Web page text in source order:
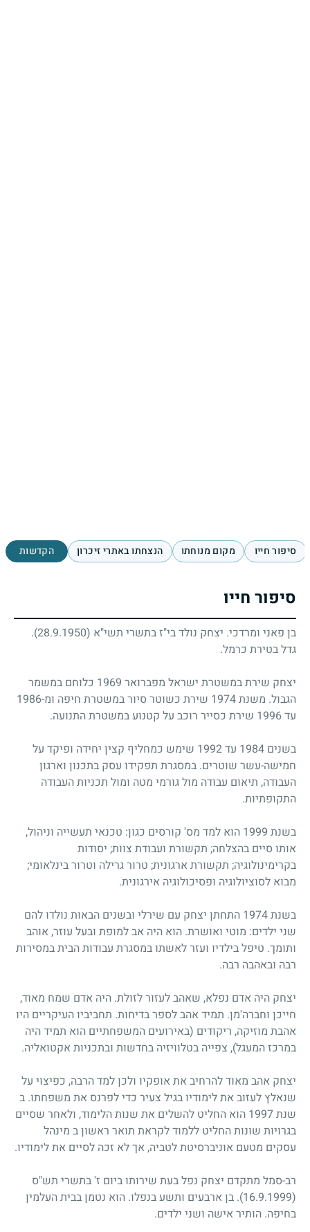
סיפור חייו מקום מנוחתו הנצחתו באתרי זיכרון הקדשות
סיפור חייו
בן פאני ומרדכי. יצחק נולד בי"ז בתשרי תשי"א (28.9.1950)
.
גדל בטירת כרמל.
יצחק שירת במשטרת ישראל מפברואר 1969 כלוחם במשמר
הגבול. משנת 1974 שירת כשוטר סיור במשטרת חיפה ומ-1986
עד 1996 שירת כסייר רוכב על קטנוע במשטרת התנועה.
בשנים 1984 עד 1992 שימש כמחליף קצין יחידה ופיקד על
חמישה-עשר שוטרים. במסגרת תפקידו עסק בתכנון וארגון
העבודה, תיאום עבודה מול גורמי מטה ומול תכניות העבודה
התקופתיות.
בשנת 1999 הוא למד מס' קורסים כגון: טכנאי תעשייה וניהול,
אותו סיים בהצלחה; תקשורת ועבודת צוות; יסודות
בקרימינולוגיה; תקשורת ארגונית; טרור גרילה וטרור בינלאומי;
מבוא לסוציולוגיה ופסיכולוגיה אירגונית.
בשנת 1974 התחתן יצחק עם שירלי ובשנים הבאות נולדו להם
שני ילדים: מוטי ואושרת. הוא היה אב למופת ובעל עוזר, אוהב
ותומך. טיפל בילדיו ועזר לאשתו במסגרת עבודות הבית במסירות
רבה ובאהבה רבה.
יצחק היה אדם נפלא, שאהב לעזור לזולת. היה אדם שמח מאוד,
חייכן וחברה'מן. תמיד אהב לספר בדיחות. תחביביו העיקריים היו
אהבת מוזיקה, ריקודים (באירועים המשפחתיים הוא תמיד היה
במרכז המעגל), צפייה בטלוויזיה בחדשות ובתכניות אקטואליה.
יצחק אהב מאוד להרחיב את אופקיו ולכן למד הרבה, כפיצוי על
שנאלץ לעזוב את לימודיו בגיל צעיר כדי לפרנס את משפחתו. ב
שנת 1997 הוא החליט להשלים את שנות הלימוד, ולאחר שסיים
בגרויות שונות החליט ללמוד לקראת תואר ראשון ב מינהל
עסקים מטעם אוניברסיטת לטביה, אך לא זכה לסיים את לימודיו.
רב-סמל מתקדם יצחק נפל בעת שירותו ביום ז' בתשרי תש"ס
(16.9.1999)
. בן ארבעים ותשע בנפלו. הוא נטמן בבית העלמין
בחיפה. הותיר אישה ושני ילדים.